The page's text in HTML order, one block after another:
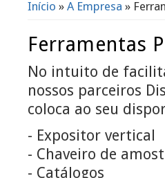
Início » A Empresa »
Ferramentas
No intuito de
nossos parceiros
coloca ao seu
- Expositor vertical
- Chaveiro de
- Catálogos